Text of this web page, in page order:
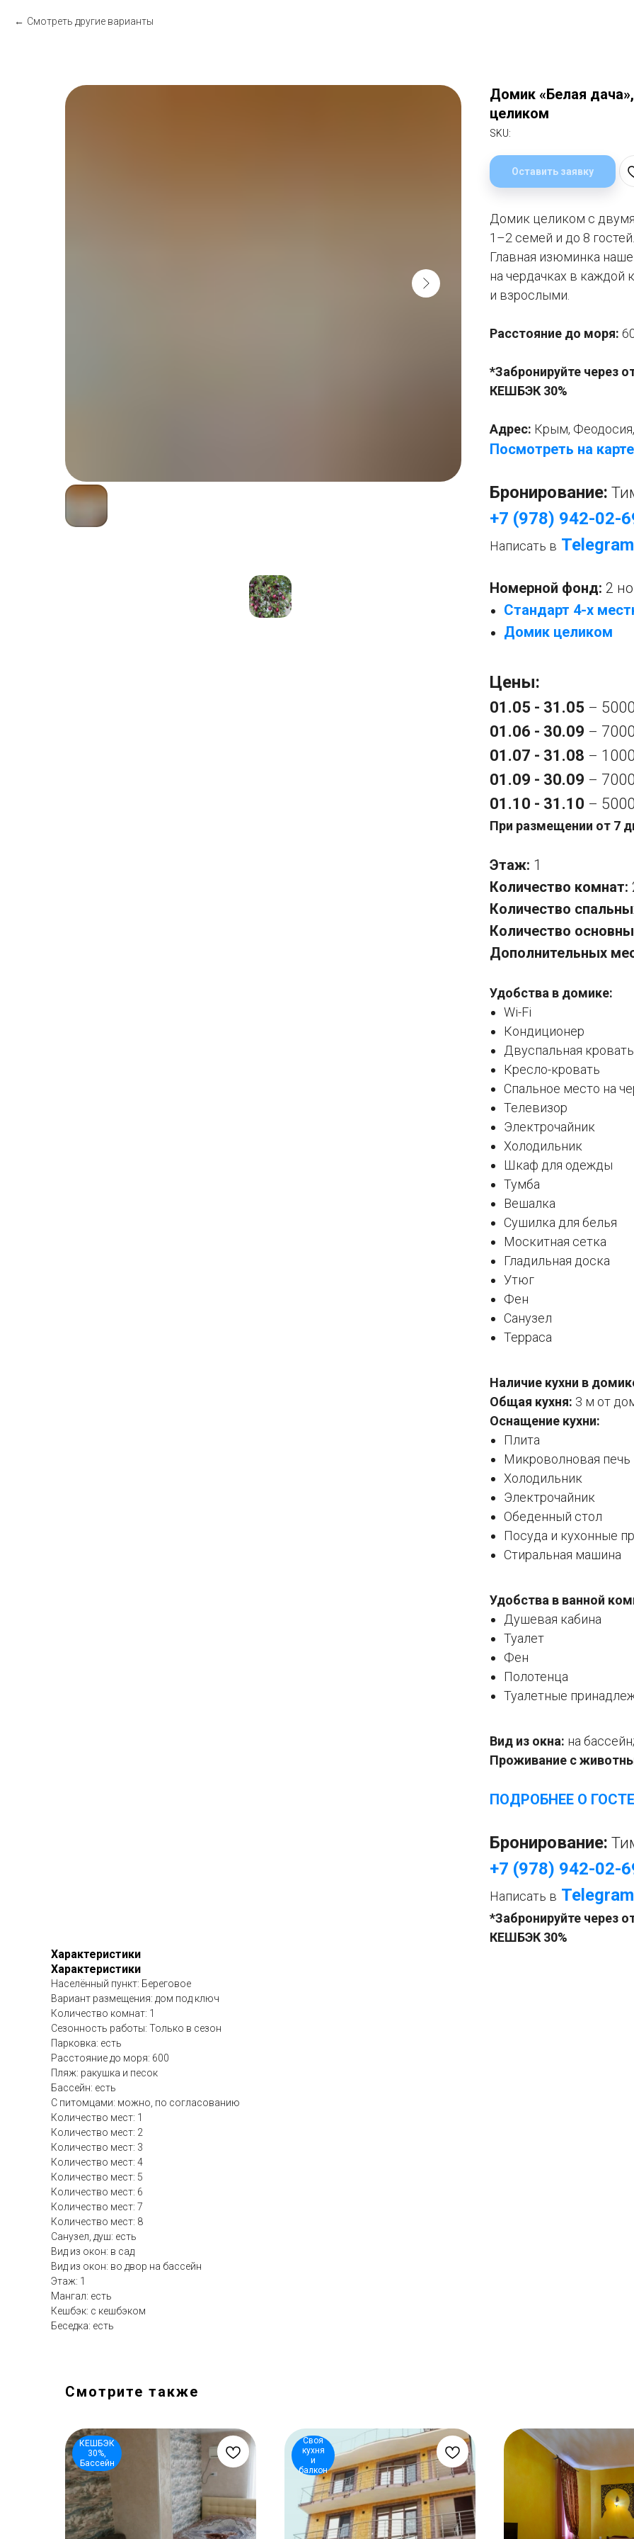
Смотреть другие варианты
Домик «Белая
целиком
SKU:
Оставить заявку
Домик целиком с
1–2 семей и до 8 гостей.
Главная изюминка
на чердачках в каждой
и взрослыми.
Расстояние до моря:
*Забронируйте через
КЕШБЭК 30%
Адрес: Крым, Феодосия,
Посмотреть на карте
Бронирование:
+7 (978) 942-02-
Написать в Telegram
Номерной фонд: 2
Стандарт 4-х
Домик целиком
Цены:
01.05 - 31.05 –
01.06 - 30.09 –
01.07 - 31.08 –
01.09 - 30.09 –
01.10 - 31.10 –
При размещении от 7
Этаж: 1
Количество комнат:
Количество
Количество
Дополнительных
Удобства в домике:
Wi-Fi
Кондиционер
Двуспальная кровать
Кресло-кровать
Спальное место на
Телевизор
Электрочайник
Холодильник
Шкаф для одежды
Тумба
Вешалка
Сушилка для белья
Москитная сетка
Гладильная доска
Утюг
Фен
Санузел
Терраса
Наличие кухни в
Общая кухня: 3 м от
Оснащение кухни:
Плита
Микроволновая печь
Холодильник
Электрочайник
Обеденный стол
Посуда и кухонные
Стиральная машина
Удобства в ванной
Душевая кабина
Туалет
Фен
Полотенца
Туалетные
Вид из окна: на
Проживание с
ПОДРОБНЕЕ О
Бронирование:
+7 (978) 942-02-
Написать в Telegram
*Забронируйте через
КЕШБЭК 30%
Характеристики
Характеристики
Населённый пункт: Береговое
Вариант размещения: дом под ключ
Количество комнат: 1
Сезонность работы: Только в сезон
Парковка: есть
Расстояние до моря: 600
Пляж: ракушка и песок
Бассейн: есть
С питомцами: можно, по согласованию
Количество мест: 1
Количество мест: 2
Количество мест: 3
Количество мест: 4
Количество мест: 5
Количество мест: 6
Количество мест: 7
Количество мест: 8
Санузел, душ: есть
Вид из окон: в сад
Вид из окон: во двор на бассейн
Этаж: 1
Мангал: есть
Кешбэк: с кешбэком
Беседка: есть
Смотрите также
КЕШБЭК
30%,
Бассейн
Своя
кухня
и
балкон